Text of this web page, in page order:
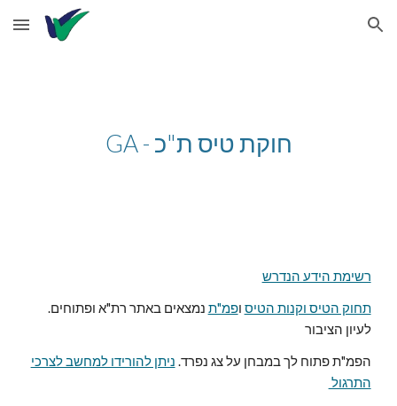
Skip to main content Skip to navigation
GA - חוקת טיס ת"כ
רשימת הידע הנדרש
. תחוק הטיס וקנות הטיס ופמ"ת נמצאים באתר רת"א ופתוחים
לעיון הציבור
הפמ"ת פתוח לך במבחן על צג נפרד. ניתן להורידו למחשב לצרכי
התרגול